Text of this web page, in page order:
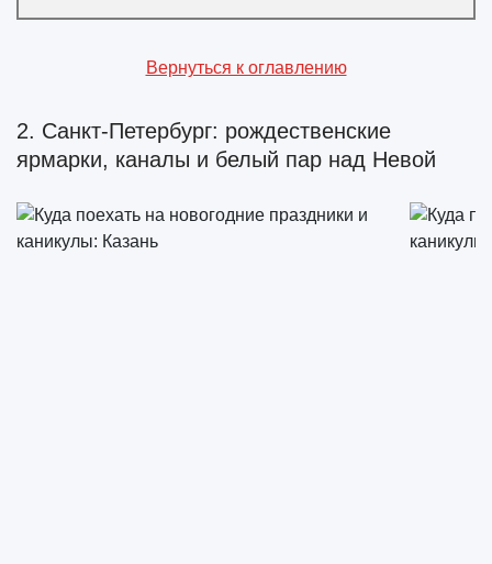
Вернуться к оглавлению
2. Санкт-Петербург: рождественские
ярмарки, каналы и белый пар над Невой